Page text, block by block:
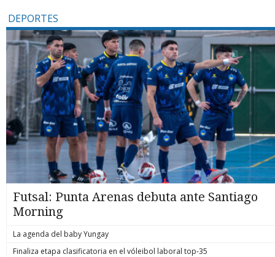
DEPORTES
Futsal: Punta Arenas debuta ante Santiago
Morning
La agenda del baby Yungay
Finaliza etapa clasificatoria en el vóleibol laboral top-35